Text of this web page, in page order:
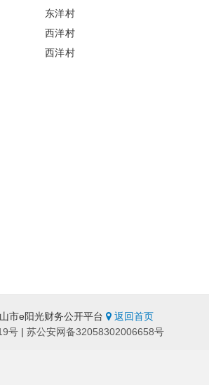
东洋村
西洋村
西洋村
市e阳光财务公开平台
返回首页
号| 苏公安网备32058302006658号